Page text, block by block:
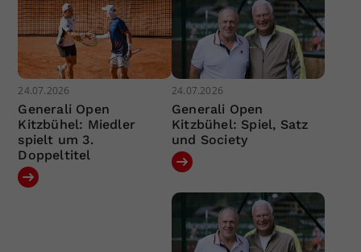
24.07.2026
Generali Open
Kitzbühel: Miedler
spielt um 3.
Doppeltitel
24.07.2026
Generali Open
Kitzbühel: Spiel, Satz
und Society